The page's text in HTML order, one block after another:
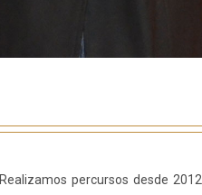
percursos desde